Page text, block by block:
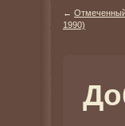
←
1990)